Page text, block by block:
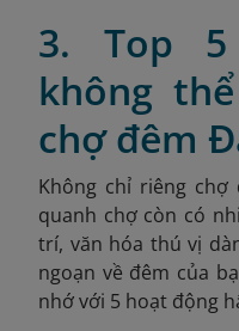
3. Top
không
chợ đêm
Không chỉ riêng chợ
quanh chợ còn có
trí, văn hóa thú vị
ngoạn về đêm của
nhớ với 5 hoạt động